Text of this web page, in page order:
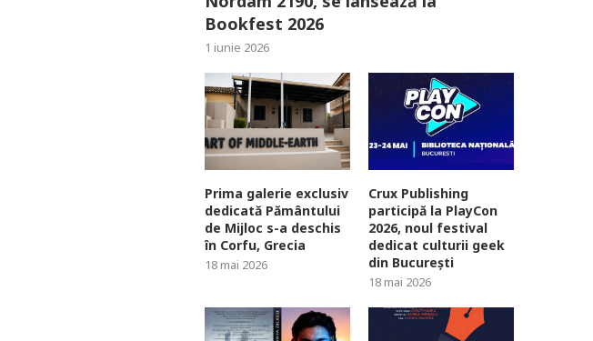
Bookfest 2026
1 iunie 2026
Prima galerie exclusiv
dedicată Pământului
de Mijloc s-a deschis
în Corfu, Grecia
18 mai 2026
Crux Publishing
participă la PlayCon
2026, noul festival
dedicat culturii geek
din București
18 mai 2026